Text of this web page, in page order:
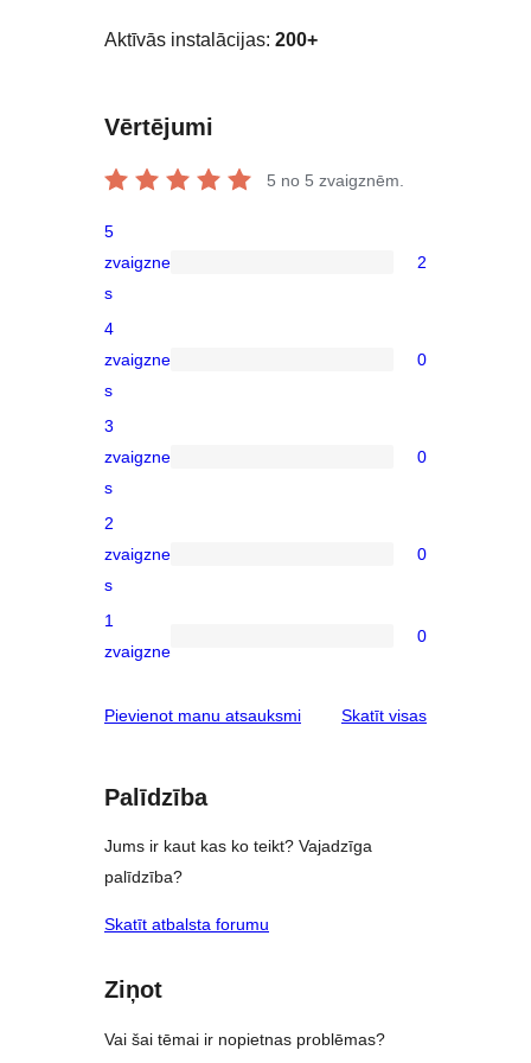
Aktīvās instalācijas: 200+
Vērtējumi
5 no 5 zvaigznēm.
star
reviews
5
zvaigzne
s
2
star
reviews
4
zvaigzne
s
0
star
reviews
3
zvaigzne
s
0
star
reviews
2
zvaigzne
s
0
0
star
1
zvaigzne
0
Pievienot manu atsauksmi Skatīt visasatsauksmes
Palīdzība
Jums ir kaut kas ko teikt? Vajadzīga
palīdzība?
Skatīt atbalsta forumu
Ziņot
Vai šai tēmai ir nopietnas problēmas?